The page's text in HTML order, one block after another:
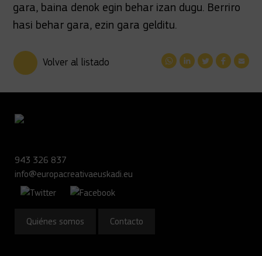
gara, baina denok egin behar izan dugu. Berriro
hasi behar gara, ezin gara gelditu.
Volver al listado
943 326 837
info@europacreativaeuskadi.eu
Quiénes somos Contacto